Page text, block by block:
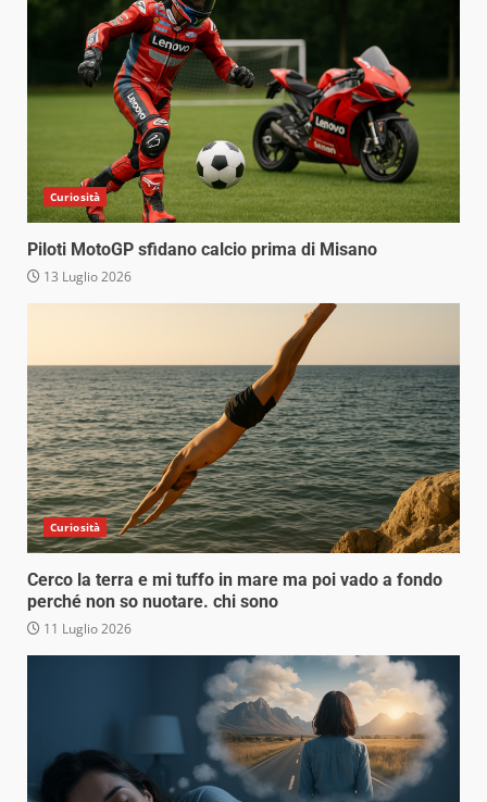
Curiosità
Piloti MotoGP sfidano calcio prima di Misano
13 Luglio 2026
Curiosità
Cerco la terra e mi tuffo in mare ma poi vado a fondo
perché non so nuotare. chi sono
11 Luglio 2026